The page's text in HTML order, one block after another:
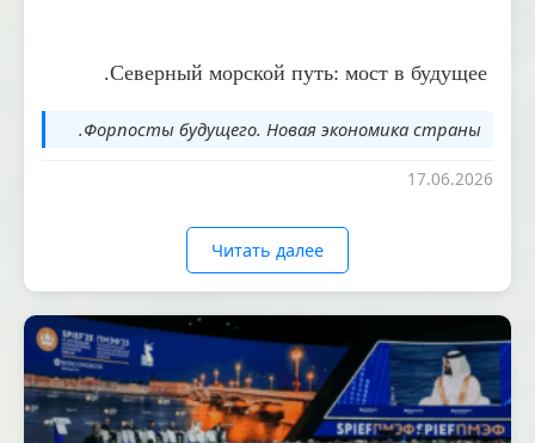
Северный морской путь: мост в будущее.
Форпосты будущего. Новая экономика страны.
17.06.2026
Читать далее